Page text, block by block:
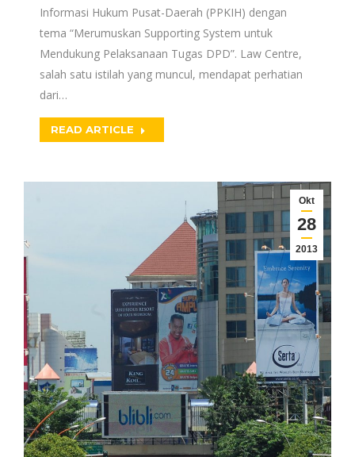
Informasi Hukum Pusat-Daerah (PPKIH) dengan
tema “Merumuskan Supporting System untuk
Mendukung Pelaksanaan Tugas DPD”. Law Centre,
salah satu istilah yang muncul, mendapat perhatian
dari…
READ ARTICLE
Okt
28
2013